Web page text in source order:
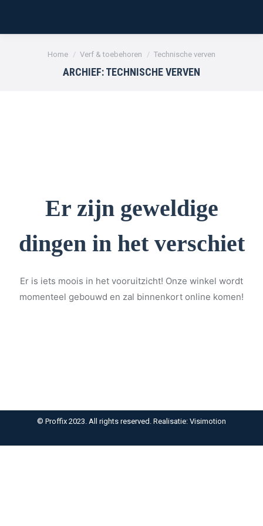
Je bent hier:
Home Verf & toebehoren Technische verven
ARCHIEF:TECHNISCHE VERVEN
Er zijn geweldige
dingen in het verschiet
Er is iets moois in het vooruitzicht! Onze winkel wordt
momenteel gebouwd en zal binnenkort online komen!
© Proffix 2023. All rights reserved. Realisatie: Visimotion